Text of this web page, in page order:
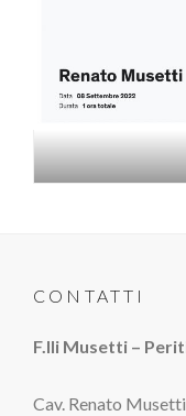
CONTATTI
F.lli Musetti –
Cav. Renato Musetti